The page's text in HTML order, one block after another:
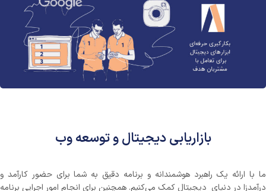
بازاریابی دیجیتال و توسعه وب
ما با ارائه یک راهبرد هوشمندانه و برنامه دقیق به شما برای حضور کارآمد و
درآمدزا در دنیای دیجیتال کمک می‌کنیم. همچنین برای انجام امور اجرایی برنامه